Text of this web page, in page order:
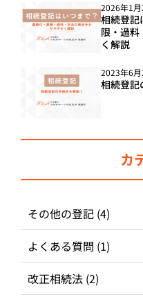
2026年1月
相続登記
限・過料
く解説
2023年6月
相続登記
カ
その他の登記 (4)
よくある質問 (1)
改正相続法 (2)